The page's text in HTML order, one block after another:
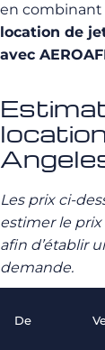
en combinant
location de
avec
Les prix ci-
estimer le
afin d’établir
demande.
De